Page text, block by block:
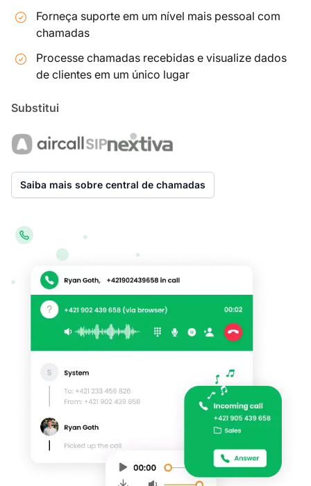
Forneça suporte em um nível mais pessoal com
chamadas
Processe chamadas recebidas e visualize dados
de clientes em um único lugar
Substitui
Saiba mais sobre central de chamadas